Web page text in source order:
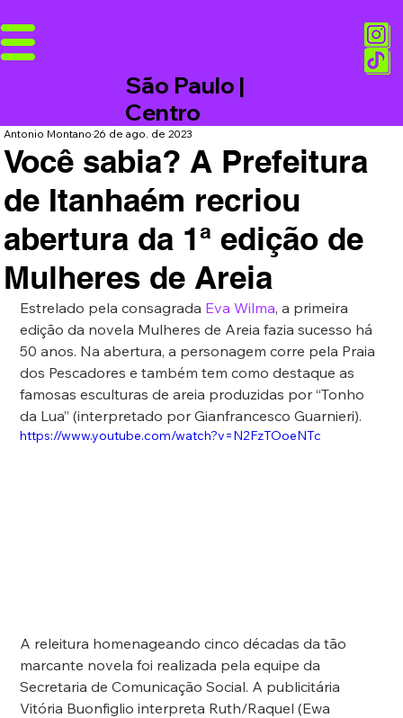
São Paulo |
Centro
Você sabia? A Prefeitura
de Itanhaém recriou
abertura da 1ª edição de
Mulheres de Areia
Antonio Montano26 de ago. de 2023
Estrelado pela consagrada Eva Wilma, a primeira
edição da novela Mulheres de Areia fazia sucesso há
50 anos. Na abertura, a personagem corre pela Praia
dos Pescadores e também tem como destaque as
famosas esculturas de areia produzidas por “Tonho
da Lua” (interpretado por Gianfrancesco Guarnieri).
https://www.youtube.com/watch?v=N2FzTOoeNTc
A releitura homenageando cinco décadas da tão
marcante novela foi realizada pela equipe da
Secretaria de Comunicação Social. A publicitária
Vitória Buonfiglio interpreta Ruth/Raquel (Ewa